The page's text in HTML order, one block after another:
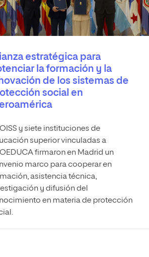
estratégica para
la formación y la
de los sistemas de
social en
OISS y siete instituciones de
superior vinculadas a
firmaron en Madrid un
marco para cooperar en
asistencia técnica,
y difusión del
en materia de protección